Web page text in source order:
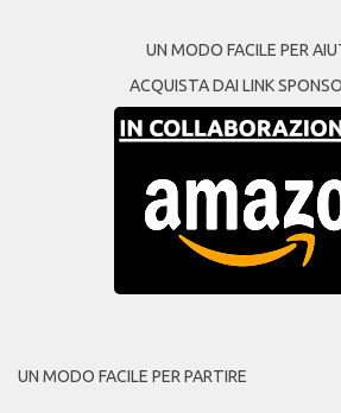
UN MODO FACILE PER
ACQUISTA DAI LINK
UN MODO FACILE PER PARTIRE